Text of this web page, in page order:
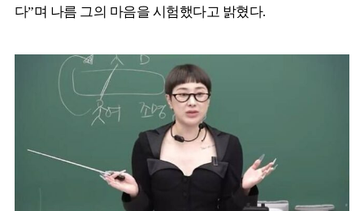
다”며 나름 그의 마음을 시험했다고 밝혔다.